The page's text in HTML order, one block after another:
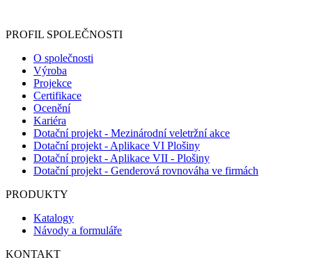
PROFIL SPOLEČNOSTI
O společnosti
Výroba
Projekce
Certifikace
Ocenění
Kariéra
Dotační projekt - Mezinárodní veletržní akce
Dotační projekt - Aplikace VI Plošiny
Dotační projekt - Aplikace VII - Plošiny
Dotační projekt - Genderová rovnováha ve firmách
PRODUKTY
Katalogy
Návody a formuláře
KONTAKT